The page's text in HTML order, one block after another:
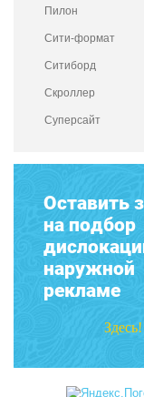
Пилон
Сити-формат
Ситиборд
Скроллер
Суперсайт
Оставить
на подбор
наружной
рекламе
Здесь!